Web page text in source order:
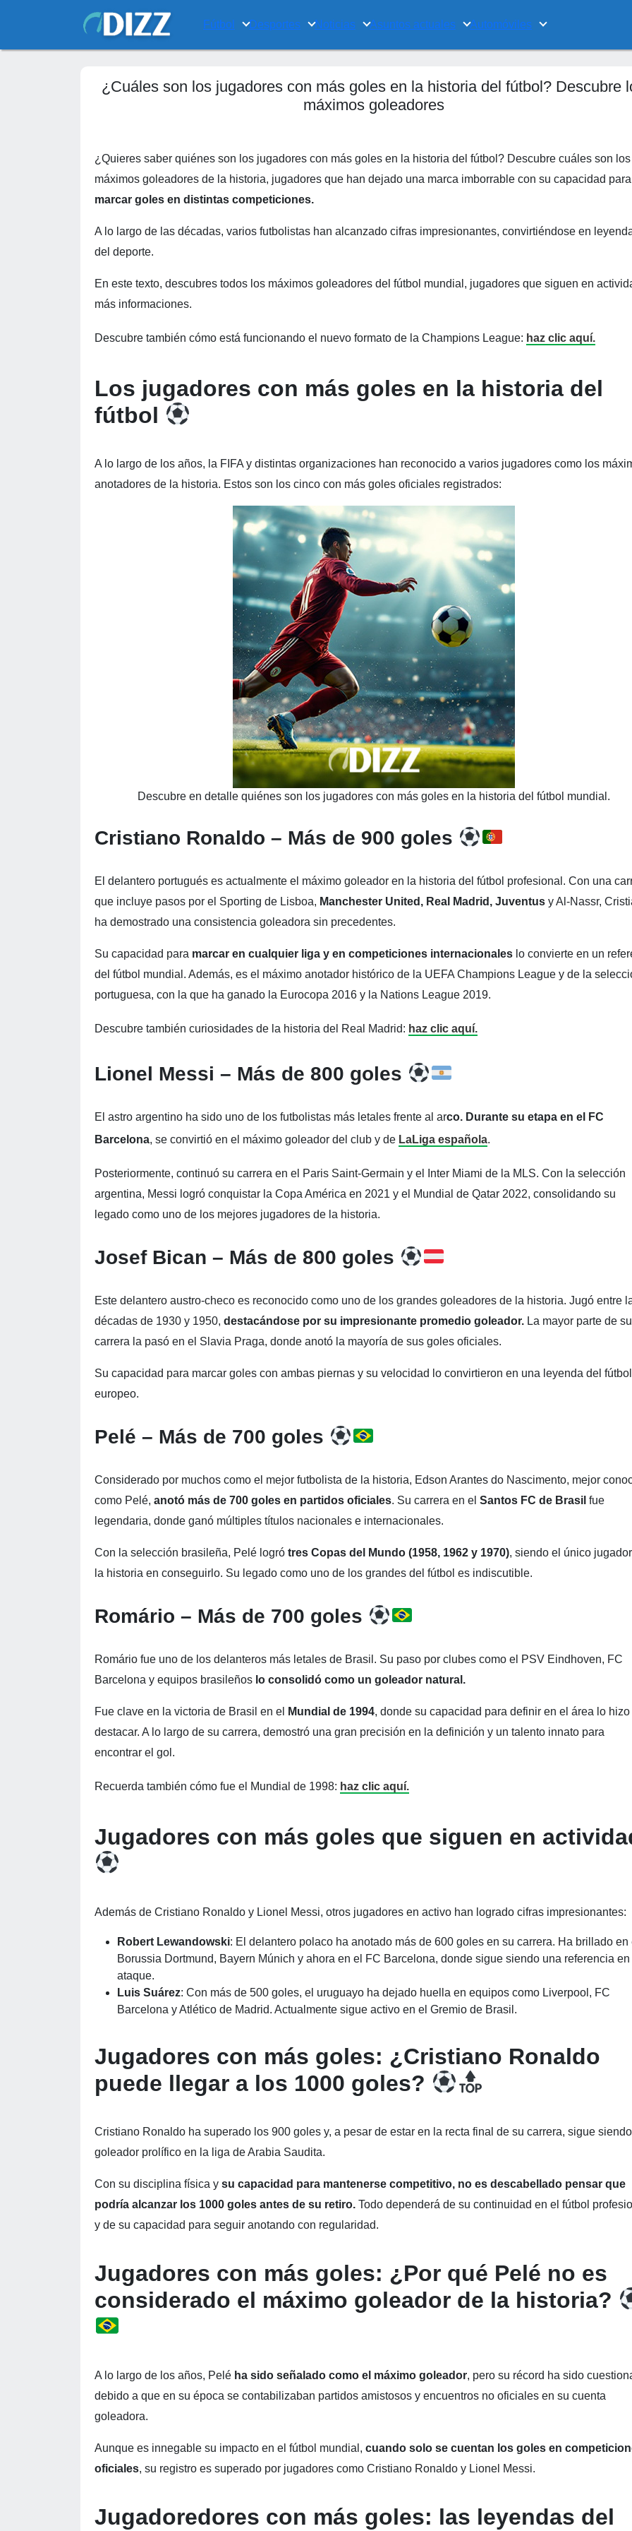
Fútbol Desportes Noticias Asuntos actuales Automóviles
¿Cuáles son los jugadores con más goles en la historia del fútbol? Descubre
máximos goleadores
¿Quieres saber quiénes son los jugadores con más goles en la historia del fútbol? Descubre cuáles son los
máximos goleadores de la historia, jugadores que han dejado una marca imborrable con su capacidad para
marcar goles en distintas competiciones.
A lo largo de las décadas, varios futbolistas han alcanzado cifras impresionantes, convirtiéndose en
del deporte.
En este texto, descubres todos los máximos goleadores del fútbol mundial, jugadores que siguen en
más informaciones.
Descubre también cómo está funcionando el nuevo formato de la Champions League: haz clic aquí.
Los jugadores con más goles en la historia del
fútbol
A lo largo de los años, la FIFA y distintas organizaciones han reconocido a varios jugadores como los
anotadores de la historia. Estos son los cinco con más goles oficiales registrados:
Descubre en detalle quiénes son los jugadores con más goles en la historia del fútbol mundial.
Cristiano Ronaldo – Más de 900 goles
El delantero portugués es actualmente el máximo goleador en la historia del fútbol profesional. Con una
que incluye pasos por el Sporting de Lisboa, Manchester United, Real Madrid, Juventus y Al-Nassr,
ha demostrado una consistencia goleadora sin precedentes.
Su capacidad para marcar en cualquier liga y en competiciones internacionales lo convierte en un
del fútbol mundial. Además, es el máximo anotador histórico de la UEFA Champions League y de la
portuguesa, con la que ha ganado la Eurocopa 2016 y la Nations League 2019.
Descubre también curiosidades de la historia del Real Madrid: haz clic aquí.
Lionel Messi – Más de 800 goles
El astro argentino ha sido uno de los futbolistas más letales frente al arco. Durante su etapa en el FC
Barcelona, se convirtió en el máximo goleador del club y de LaLiga española.
Posteriormente, continuó su carrera en el Paris Saint-Germain y el Inter Miami de la MLS. Con la selección
argentina, Messi logró conquistar la Copa América en 2021 y el Mundial de Qatar 2022, consolidando su
legado como uno de los mejores jugadores de la historia.
Josef Bican – Más de 800 goles
Este delantero austro-checo es reconocido como uno de los grandes goleadores de la historia. Jugó entre
décadas de 1930 y 1950, destacándose por su impresionante promedio goleador. La mayor parte de su
carrera la pasó en el Slavia Praga, donde anotó la mayoría de sus goles oficiales.
Su capacidad para marcar goles con ambas piernas y su velocidad lo convirtieron en una leyenda del fútbol
europeo.
Pelé – Más de 700 goles
Considerado por muchos como el mejor futbolista de la historia, Edson Arantes do Nascimento, mejor
como Pelé, anotó más de 700 goles en partidos oficiales. Su carrera en el Santos FC de Brasil fue
legendaria, donde ganó múltiples títulos nacionales e internacionales.
Con la selección brasileña, Pelé logró tres Copas del Mundo (1958, 1962 y 1970), siendo el único
la historia en conseguirlo. Su legado como uno de los grandes del fútbol es indiscutible.
Romário – Más de 700 goles
Romário fue uno de los delanteros más letales de Brasil. Su paso por clubes como el PSV Eindhoven, FC
Barcelona y equipos brasileños lo consolidó como un goleador natural.
Fue clave en la victoria de Brasil en el Mundial de 1994, donde su capacidad para definir en el área lo hizo
destacar. A lo largo de su carrera, demostró una gran precisión en la definición y un talento innato para
encontrar el gol.
Recuerda también cómo fue el Mundial de 1998: haz clic aquí.
Jugadores con más goles que siguen en
Además de Cristiano Ronaldo y Lionel Messi, otros jugadores en activo han logrado cifras impresionantes:
Robert Lewandowski: El delantero polaco ha anotado más de 600 goles en su carrera. Ha brillado en
Borussia Dortmund, Bayern Múnich y ahora en el FC Barcelona, donde sigue siendo una referencia en
ataque.
Luis Suárez: Con más de 500 goles, el uruguayo ha dejado huella en equipos como Liverpool, FC
Barcelona y Atlético de Madrid. Actualmente sigue activo en el Gremio de Brasil.
Jugadores con más goles: ¿Cristiano Ronaldo
puede llegar a los 1000 goles?
Cristiano Ronaldo ha superado los 900 goles y, a pesar de estar en la recta final de su carrera, sigue
goleador prolífico en la liga de Arabia Saudita.
Con su disciplina física y su capacidad para mantenerse competitivo, no es descabellado pensar que
podría alcanzar los 1000 goles antes de su retiro. Todo dependerá de su continuidad en el fútbol
y de su capacidad para seguir anotando con regularidad.
Jugadores con más goles: ¿Por qué Pelé no es
considerado el máximo goleador de la historia?
A lo largo de los años, Pelé ha sido señalado como el máximo goleador, pero su récord ha sido
debido a que en su época se contabilizaban partidos amistosos y encuentros no oficiales en su cuenta
goleadora.
Aunque es innegable su impacto en el fútbol mundial, cuando solo se cuentan los goles en
oficiales, su registro es superado por jugadores como Cristiano Ronaldo y Lionel Messi.
Jugadoredores con más goles: las leyendas del